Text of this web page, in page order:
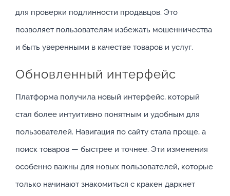
для проверки подлинности продавцов. Это
позволяет пользователям избежать мошенничества
и быть уверенными в качестве товаров и услуг.
Обновленный интерфейс
Платформа получила новый интерфейс, который
стал более интуитивно понятным и удобным для
пользователей. Навигация по сайту стала проще, а
поиск товаров — быстрее и точнее. Эти изменения
особенно важны для новых пользователей, которые
только начинают знакомиться с кракен даркнет